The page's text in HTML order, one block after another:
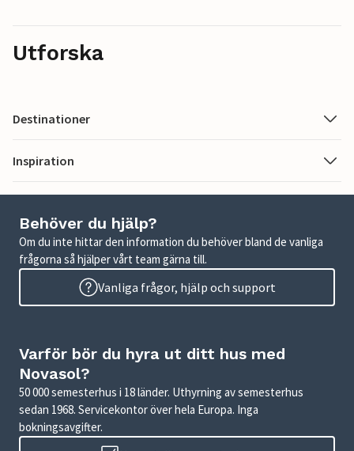
Utforska
Destinationer
Inspiration
Behöver du hjälp?
Om du inte hittar den information du behöver bland de vanliga
frågorna så hjälper vårt team gärna till.
Vanliga frågor, hjälp och support
Varför bör du hyra ut ditt hus med
Novasol?
50 000 semesterhus i 18 länder. Uthyrning av semesterhus
sedan 1968. Servicekontor över hela Europa. Inga
bokningsavgifter.